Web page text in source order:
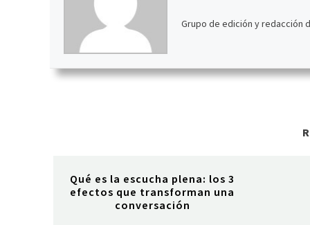
Grupo de edición y redacción
Qué es la escucha plena: los 3
efectos que transforman una
conversación